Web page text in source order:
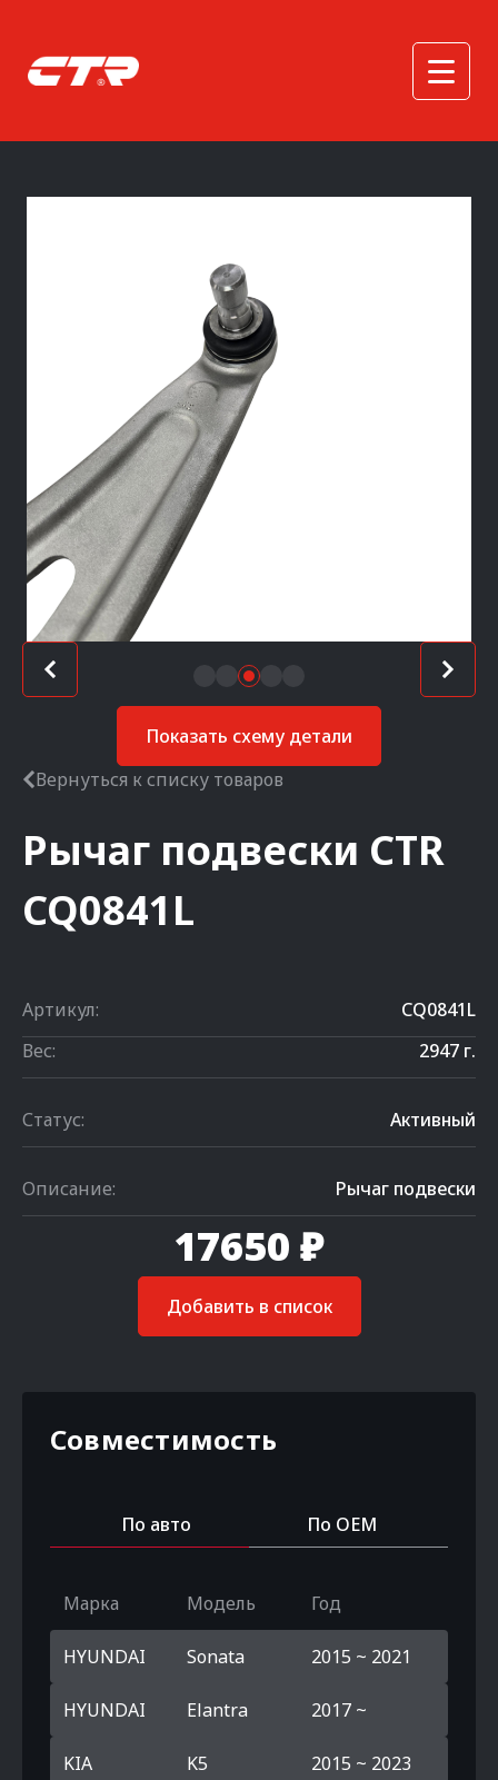
Показать схему детали
Вернуться к списку товаров
Рычаг подвески CTR
CQ0841L
Артикул:
CQ0841L
Вес:
2947 г.
Статус: Активный
Описание: Рычаг подвески
17650 ₽
Добавить в список
Совместимость
По авто По OEM
Марка Модель Год
HYUNDAI Sonata 2015 ~ 2021
HYUNDAI Elantra 2017 ~
KIA K5 2015 ~ 2023